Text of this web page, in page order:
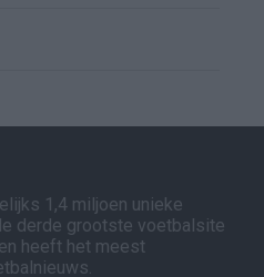
1,4 miljoen unieke
derde grootste voetbalsite
heeft het meest